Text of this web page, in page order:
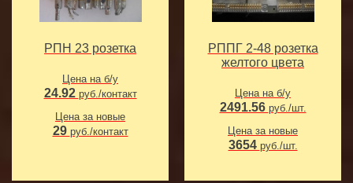
РПН 23 розетка
Цена на б/у
24.92 руб./контакт
Цена за новые
29 руб./контакт
РППГ 2-48 розетка
желтого цвета
Цена на б/у
2491.56 руб./шт.
Цена за новые
3654 руб./шт.